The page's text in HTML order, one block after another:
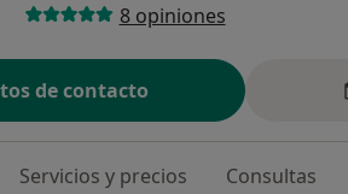
8 opiniones
de contacto
Servicios y precios Consultas